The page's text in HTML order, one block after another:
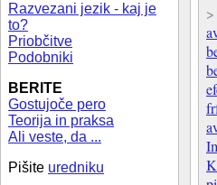
Razvezani jezik - kaj je
to?
Priobčitve
Podobniki
BERITE
Gostujoče pero
Teorija in praksa
Ali veste, da ...
Pišite uredniku
>